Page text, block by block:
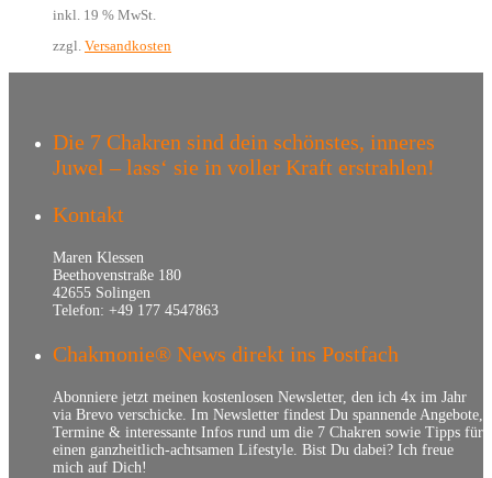
inkl. 19 % MwSt.
zzgl. Versandkosten
Die 7 Chakren sind dein schönstes, inneres
Juwel – lass‘ sie in voller Kraft erstrahlen!
Kontakt
Maren Klessen
Beethovenstraße 180
42655 Solingen
Telefon: +49 177 4547863
Chakmonie® News direkt ins Postfach
Abonniere jetzt meinen kostenlosen Newsletter, den ich 4x im Jahr
via Brevo verschicke. Im Newsletter findest Du spannende Angebote,
Termine & interessante Infos rund um die 7 Chakren sowie Tipps für
einen ganzheitlich-achtsamen Lifestyle. Bist Du dabei? Ich freue
mich auf Dich!